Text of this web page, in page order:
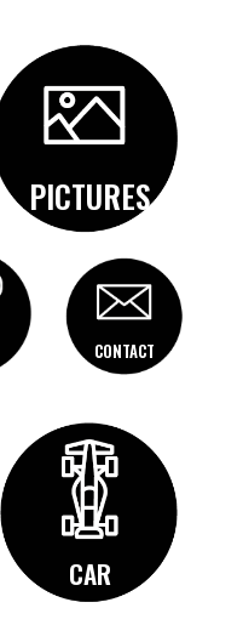
PICTURES
CONTACT
CAR